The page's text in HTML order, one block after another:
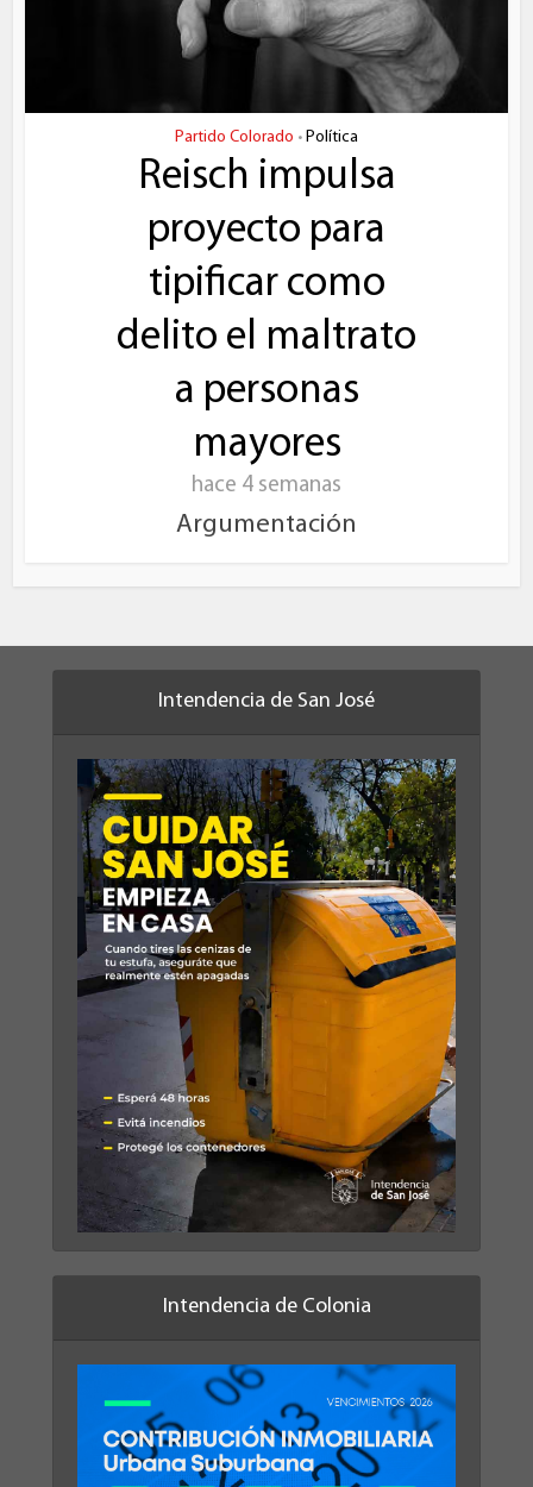
Partido Colorado • Política
Reisch impulsa
proyecto para
tipificar como
delito el maltrato
a personas
mayores
hace 4 semanas
Argumentación
Intendencia de San José
Intendencia de Colonia